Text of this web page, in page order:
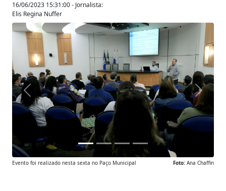
16/06/2023 15:31:00 - Jornalista:
Elis Regina Nuffer
Anterior
Foto: Ana Chaffin
Evento foi realizado nesta sexta no Paço Municipal